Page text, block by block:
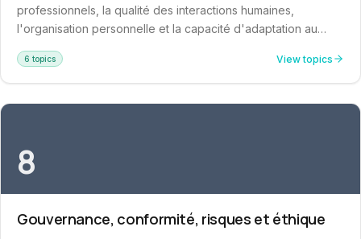
professionnels, la qualité des interactions humaines,
l'organisation personnelle et la capacité d'adaptation au
des aptitudes comportementales directement mobilisables en
situation de travail : leadership, communication, gestion du
stress, négociation et prise de décision.
6 topics View topics
8
Gouvernance, conformité, risques et éthique